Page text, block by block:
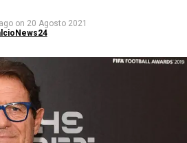
on 20 Agosto 2021